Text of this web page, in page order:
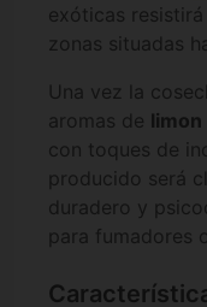
exóticas
zonas situadas
Una vez la
aromas de limon
con toques de
producido será
duradero y
para fumadores